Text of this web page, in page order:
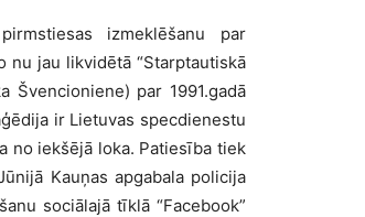
izmeklēšanu par
jau likvidētā “Starptautiskā
Švencioniene) par 1991.gadā
ir Lietuvas specdienestu
no iekšējā loka. Patiesība tiek
Kauņas apgabala policija
sociālajā tīklā “Facebook”